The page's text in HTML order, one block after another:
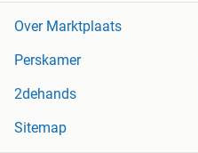
Over Marktplaats
Perskamer
2dehands
Sitemap